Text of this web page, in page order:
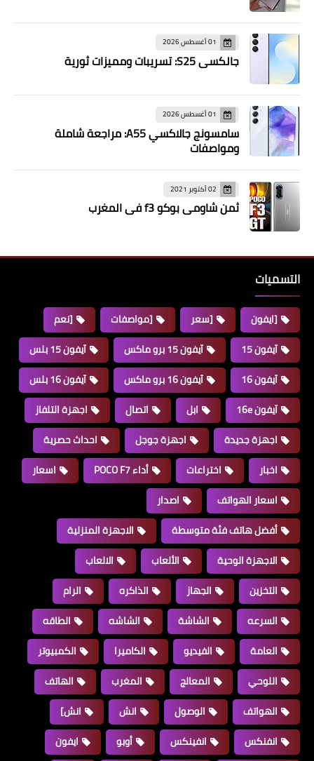
01 أغسطس 2026
جالكسي S25: تسريبات ومميزات ثورية
01 أغسطس 2026
سامسونج جالاكسي A55: مراجعة شاملة
ومواصفات
02 أكتوبر 2021
ثمن شاومي بوكو f3 في المغرب
التسميات
[ايفون [سعر [مواصفات
[نعم
آيفون 15
آيفون 15 برو ماكس
آيفون 15 بلس
آيفون 16
آيفون 16 برو ماكس
آيفون 16 بلس
آيفون 16e
ابل اتصال
اجهزة التلفاز
اجهزة جديدة
اجهزة جوجل
احداث حصرية
اخبار
اختراعات أداء POCO F7
اسعار
اسعار الهواتف
اصدار
أفضل هاتف فئة متوسطة
الاجهزة المنزلية
الاجهزة الوحية
الألعاب
الالعاب
التخزين
الجهاز الذاكره
الرام
السرعه
الشاشة الشاشه
الطاقه
العامة
الفيديو الكاميرا
الكمبيوتر
اللوحي
المعالج المغرب
الهاتف
الهواتف
الوصول انش
انش]
انفنكس
انفينكس أوبو
ايفون